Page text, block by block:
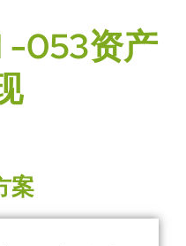
-053资产
案